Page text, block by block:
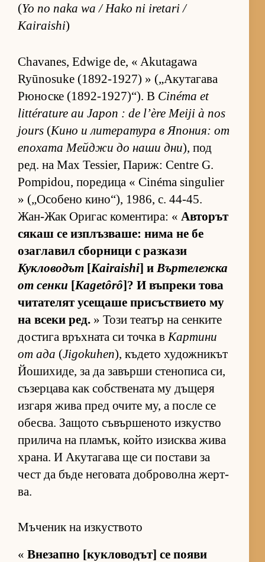
(Yo no naka wa / Hako ni iretari /
Kairaishi)
Chavanes, Edwige de, « Akutagawa
Ryūnosuke (1892-1927) » („А­ку­та­гава
Рю­носке (1892-1927)“). В Cinéma et
littérature au Japon : de l’ère Meiji à nos
jours (Кино и ли­те­ра­тура в Япо­ния: от
епо­хата Мей­джи до наши дни), под
ред. на Max Tessier, Па­риж: Centre G.
Pompidou, по­ре­дица « Cinéma singulier
» („О­со­бено ки­но­“), 1986, с. 44-45.
Жан-Жак Ори­гас ко­мен­ти­ра: « Ав­то­рът
ся­каш се из­п­лъз­ва­ше: нима не бе
озаг­ла­вил сбор­ници с раз­кази
Кукловодът [Kairaishi] и Вър­те­лежка
от сенки [Kagetôrô]? И въп­реки това
чи­та­те­лят усе­щаше при­със­т­ви­ето му
на всеки ред. » Този те­а­тър на сен­ките
дос­тига връх­ната си точка в Кар­тини
от ада (Jigokuhen), къ­дето ху­дож­ни­кът
Йо­ши­хи­де, за да за­върши сте­но­писа си,
съ­зер­цава как соб­с­т­ве­ната му дъ­щеря
из­гаря жива пред очите му, а после се
обес­ва. За­щото съ­вър­ше­ното из­кус­тво
при­лича на пла­мък, който изис­ква жива
хра­на. И Аку­та­гава ще си пос­тави за
чест да бъде не­го­вата доб­ро­волна жер­т­
ва.
Мъченик на изкуството
« Вне­запно [кук­ло­во­дът] се по­яви